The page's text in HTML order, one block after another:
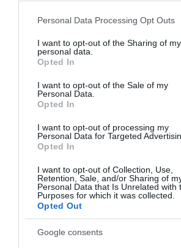
Please note that this website/app uses
not limited to your visit or usage
grant or deny consent to Google and its
use your data for below specified
consent section.
Personal Data Processing Opt Outs
I want to opt-out of the Sharing of my
personal data.
Opted In
I want to opt-out of the Sale of my
Personal Data.
Opted In
I want to opt-out of processing my
Personal Data for Targeted
Opted In
I want to opt-out of Collection, Use,
Retention, Sale, and/or Sharing of
Personal Data that Is Unrelated with
Purposes for which it was collected.
Opted Out
Google consents
ΔΙΑΒΑΣΤΕ ΚΑΙ ΤΑ
Το σχέδιο του Ισραήλ για τους
Αντίστροφη μέτρηση για το